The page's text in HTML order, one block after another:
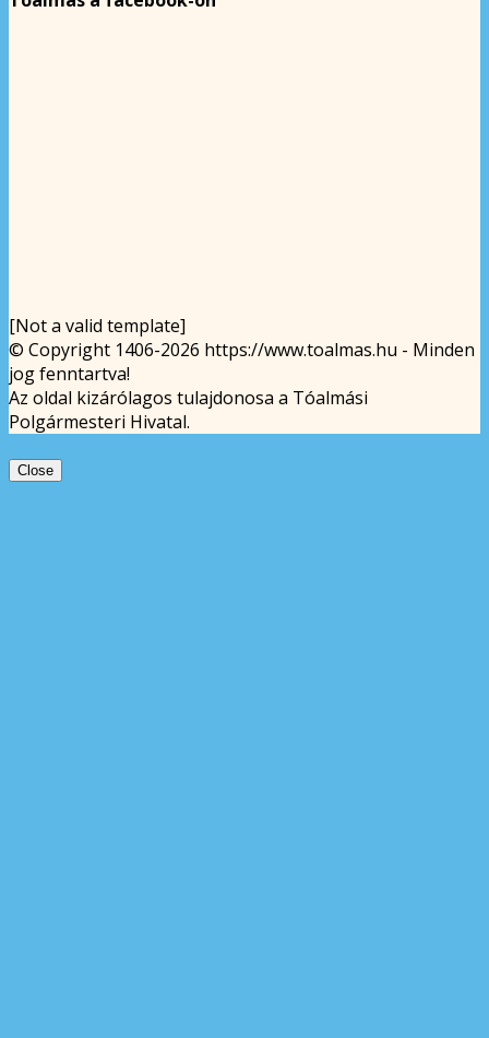
[Not a valid template]
© Copyright 1406-2026 https://www.toalmas.hu - Minden
jog fenntartva!
Az oldal kizárólagos tulajdonosa a Tóalmási
Polgármesteri Hivatal.
Close